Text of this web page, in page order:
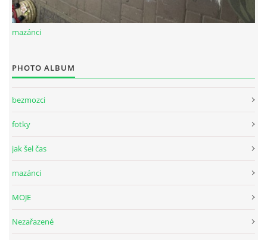
mazánci
PHOTO ALBUM
bezmozci
fotky
jak šel čas
mazánci
MOJE
Nezařazené